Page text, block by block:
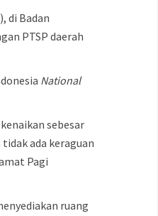
di Badan
PTSP daerah
National
sebesar
ada keraguan
Pagi
ruang